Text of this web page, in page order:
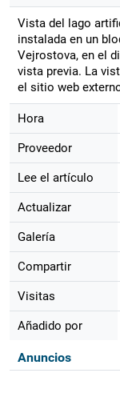
Vista del lago
instalada en un
Vejrostova, en el
vista previa. La
el sitio web
Hora
Proveedor
Lee el artículo
Actualizar
Galería
Compartir
Visitas
Añadido por
Anuncios